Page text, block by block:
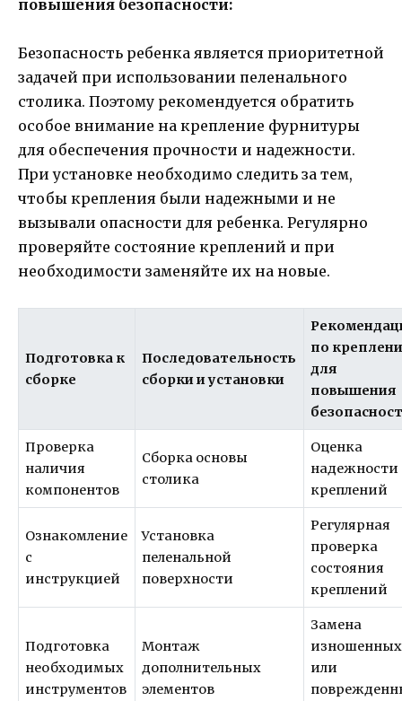
повышения безопасности:
Безопасность ребенка является приоритетной
задачей при использовании пеленального
столика. Поэтому рекомендуется обратить
особое внимание на крепление фурнитуры
для обеспечения прочности и надежности.
При установке необходимо следить за тем,
чтобы крепления были надежными и не
вызывали опасности для ребенка. Регулярно
проверяйте состояние креплений и при
необходимости заменяйте их на новые.
Подготовка к
сборке
Последовательность
сборки и установки
по
для
повышения
Проверка
наличия
компонентов
Сборка основы
столика
Оценка
надежности
креплений
Ознакомление
с
инструкцией
Установка
пеленальной
поверхности
Регулярная
проверка
состояния
креплений
Подготовка
необходимых
инструментов
Монтаж
дополнительных
элементов
Замена
изношенных
или